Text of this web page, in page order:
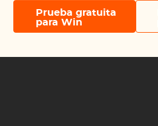
Prueba gratuita
para Win